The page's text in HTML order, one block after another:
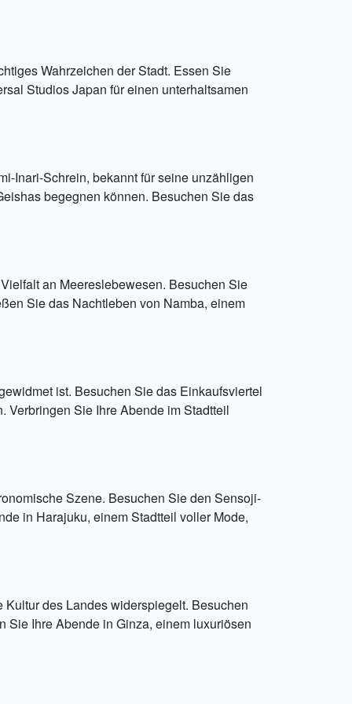
Wahrzeichen der Stadt. Essen Sie
Studios Japan für einen unterhaltsamen
Inari-Schrein, bekannt für seine unzähligen
begegnen können. Besuchen Sie das
an Meereslebewesen. Besuchen Sie
Sie das Nachtleben von Namba, einem
ist. Besuchen Sie das Einkaufsviertel
Verbringen Sie Ihre Abende im Stadtteil
Szene. Besuchen Sie den Sensoji-
in Harajuku, einem Stadtteil voller Mode,
des Landes widerspiegelt. Besuchen
Sie Ihre Abende in Ginza, einem luxuriösen